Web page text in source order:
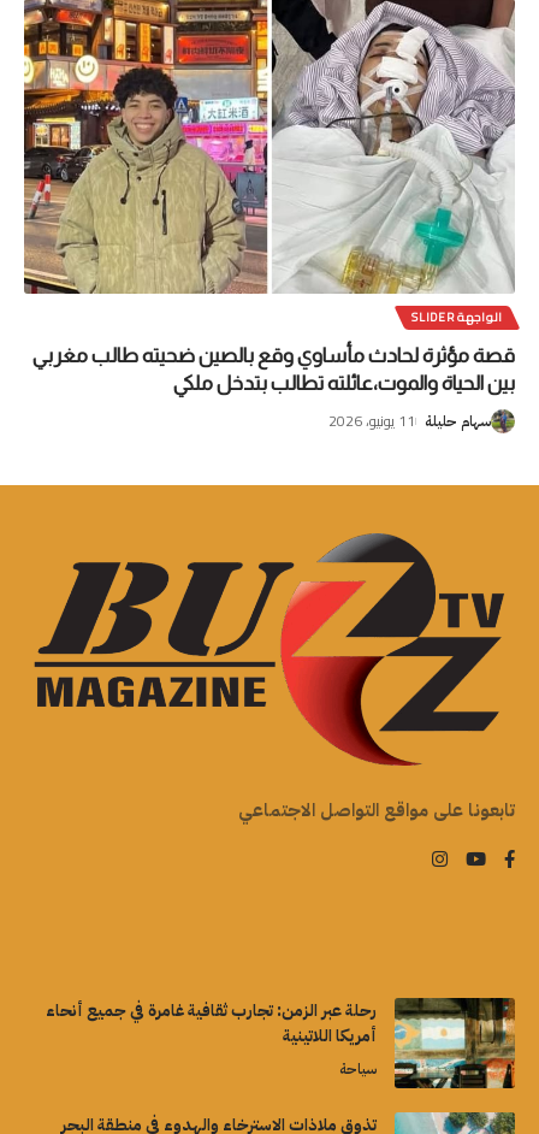
الواجهة SLIDER
قصة مؤثرة لحادث مأساوي وقع بالصين ضحيته طالب مغربي
بين الحياة والموت،عائلته تطالب بتدخل ملكي
سهام حليلة 11 يونيو، 2026
تابعونا على مواقع التواصل الاجتماعي
رحلة عبر الزمن: تجارب ثقافية غامرة في جميع أنحاء
أمريكا اللاتينية
سياحة
تذوق ملاذات الاسترخاء والهدوء في منطقة البحر